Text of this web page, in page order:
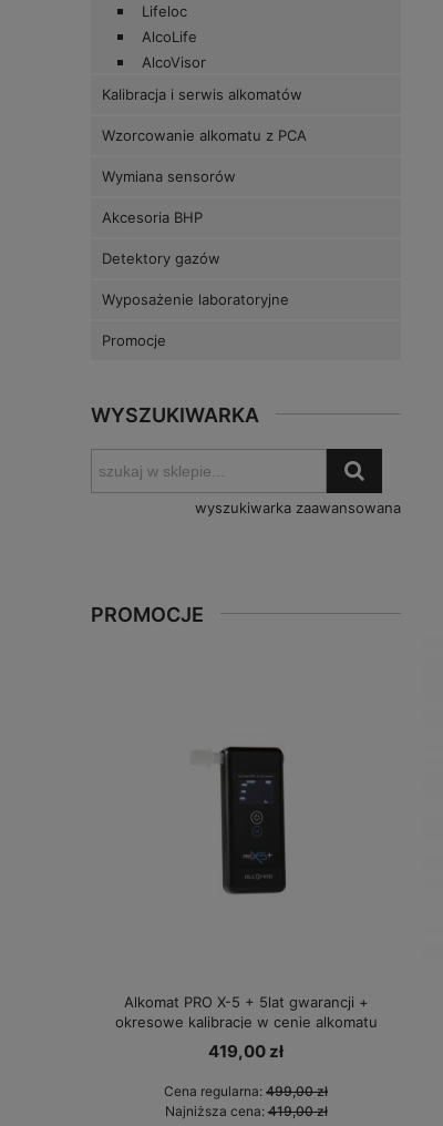
Lifeloc
AlcoLife
AlcoVisor
Kalibracja i serwis alkomatów
Wzorcowanie alkomatu z PCA
Wymiana sensorów
Akcesoria BHP
Detektory gazów
Wyposażenie laboratoryjne
Promocje
WYSZUKIWARKA
wyszukiwarka zaawansowana
PROMOCJE
Alkomat PRO X-5 + 5lat gwarancji +
okresowe kalibracje w cenie alkomatu
419,00 zł
Cena regularna: 499,00 zł
Najniższa cena:419,00 zł